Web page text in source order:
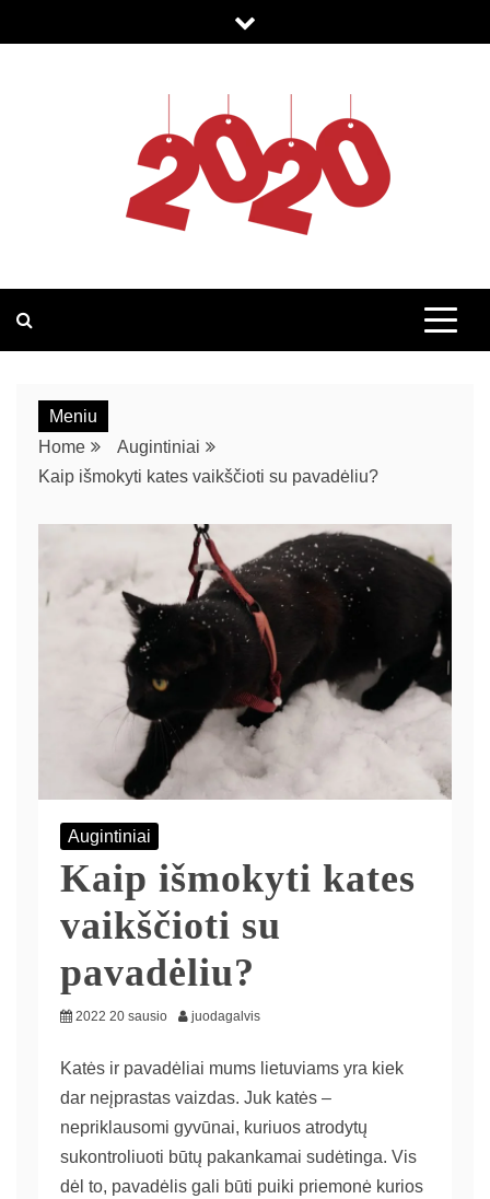
Meniu
Home
Augintiniai
Kaip išmokyti kates vaikščioti su pavadėliu?
Augintiniai
Kaip išmokyti kates
vaikščioti su
pavadėliu?
2022 20 sausio juodagalvis
Katės ir pavadėliai mums lietuviams yra kiek
dar neįprastas vaizdas. Juk katės –
nepriklausomi gyvūnai, kuriuos atrodytų
sukontroliuoti būtų pakankamai sudėtinga. Vis
dėl to, pavadėlis gali būti puiki priemonė kurios